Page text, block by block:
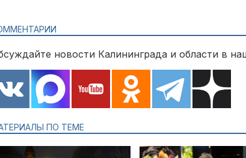
новости Калининграда и области в
ПО ТЕМЕ